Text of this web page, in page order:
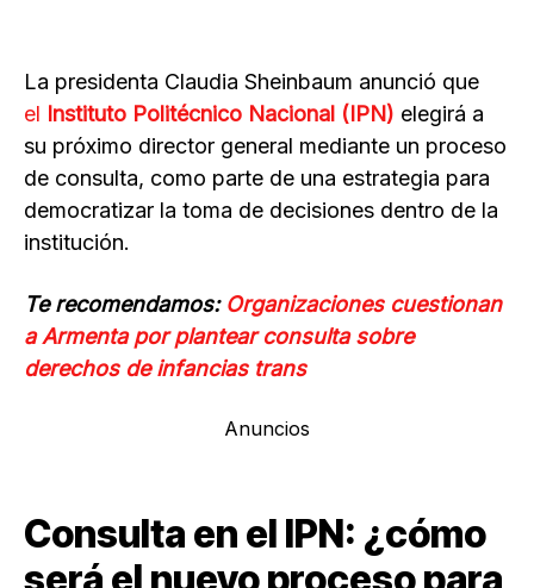
La presidenta Claudia Sheinbaum anunció que
el Instituto Politécnico Nacional (IPN) elegirá a
su próximo director general mediante un proceso
de consulta, como parte de una estrategia para
democratizar la toma de decisiones dentro de la
institución.
Te recomendamos: Organizaciones cuestionan
a Armenta por plantear consulta sobre
derechos de infancias trans
Anuncios
Consulta en el IPN: ¿cómo